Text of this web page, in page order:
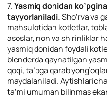
7.Yasmiq donidan
tayyorlaniladi.Sho’rva va
mahsulotidan kotletlar,
asoslar, non va shirinliklar
yasmiq donidan foydali
blenderda qaynatilgan
qoqi, ta’bga qarab
maydalaniladi.
ta’mi umuman bilinmas